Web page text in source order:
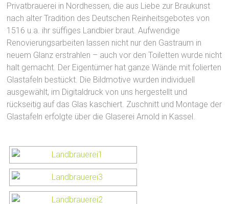
Privatbrauerei in Nordhessen, die aus Liebe zur Braukunst
nach alter Tradition des Deutschen Reinheitsgebotes von
1516 u.a. ihr süffiges Landbier braut. Aufwendige
Renovierungsarbeiten lassen nicht nur den Gastraum in
neuem Glanz erstrahlen – auch vor den Toiletten wurde nicht
halt gemacht. Der Eigentümer hat ganze Wände mit folierten
Glastafeln bestückt. Die Bildmotive wurden individuell
ausgewählt, im Digitaldruck von uns hergestellt und
rückseitig auf das Glas kaschiert. Zuschnitt und Montage der
Glastafeln erfolgte über die Glaserei Arnold in Kassel.